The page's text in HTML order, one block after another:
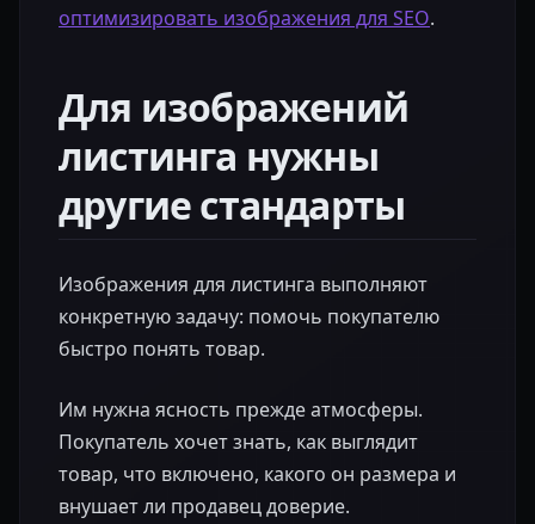
оптимизировать изображения для SEO.
Для изображений
листинга нужны
другие стандарты
Изображения для листинга выполняют
конкретную задачу: помочь покупателю
быстро понять товар.
Им нужна ясность прежде атмосферы.
Покупатель хочет знать, как выглядит
товар, что включено, какого он размера и
внушает ли продавец доверие.